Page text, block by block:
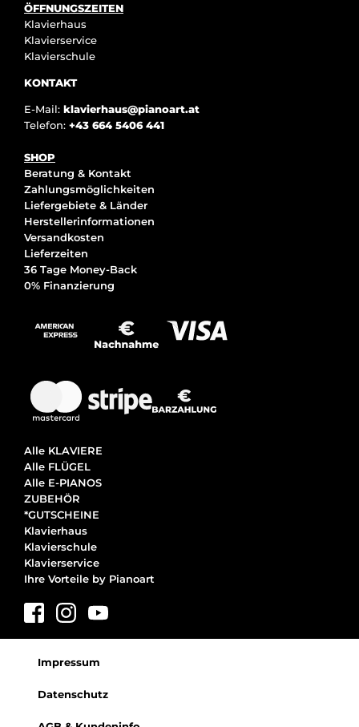
ÖFFNUNGSZEITEN
Klavierhaus
Klavierservice
Klavierschule
KONTAKT
E-Mail: klavierhaus@pianoart.at
Telefon: +43 664 5406 441
SHOP
Beratung & Kontakt
Zahlungsmöglichkeiten
Liefergebiete & Länder
Herstellerinformationen
Versandkosten
Lieferzeiten
36 Tage Money-Back
0% Finanzierung
Alle KLAVIERE
Alle FLÜGEL
Alle E-PIANOS
ZUBEHÖR
*GUTSCHEINE
Klavierhaus
Klavierschule
Klavierservice
Ihre Vorteile by Pianoart
Impressum
Datenschutz